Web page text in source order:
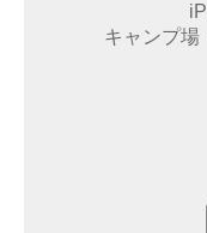
キャンプ場